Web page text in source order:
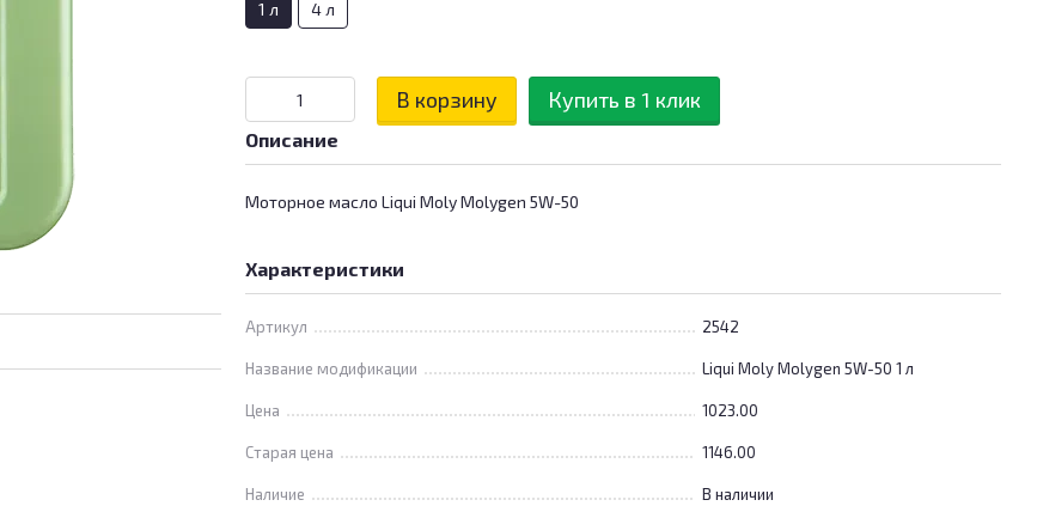
1 л 4 л
В корзину Купить в 1 клик
Описание
Моторное масло Liqui Moly Molygen 5W-50
Характеристики
Артикул 2542
Название модификации Liqui Moly Molygen 5W-50 1 л
Цена 1023.00
Старая цена 1146.00
Наличие В наличии